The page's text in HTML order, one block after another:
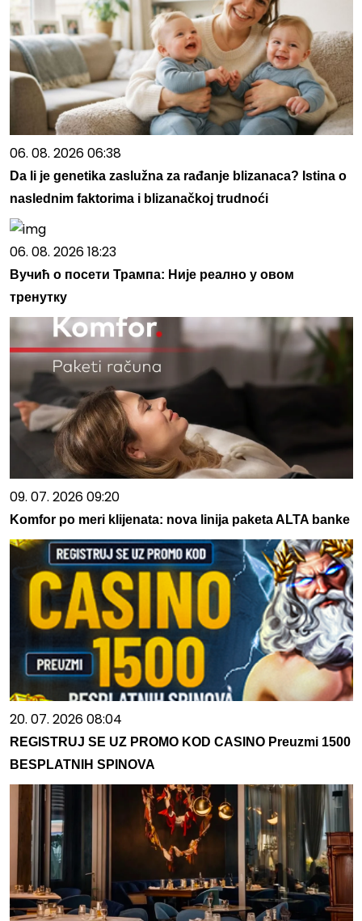
06. 08. 2026 06:38
Da li je genetika zaslužna za rađanje blizanaca? Istina o
naslednim faktorima i blizanačkoj trudnoći
06. 08. 2026 18:23
Вучић о посети Трампа: Није реално у овом
тренутку
09. 07. 2026 09:20
Komfor po meri klijenata: nova linija paketa ALTA banke
20. 07. 2026 08:04
REGISTRUJ SE UZ PROMO KOD CASINO Preuzmi 1500
BESPLATNIH SPINOVA